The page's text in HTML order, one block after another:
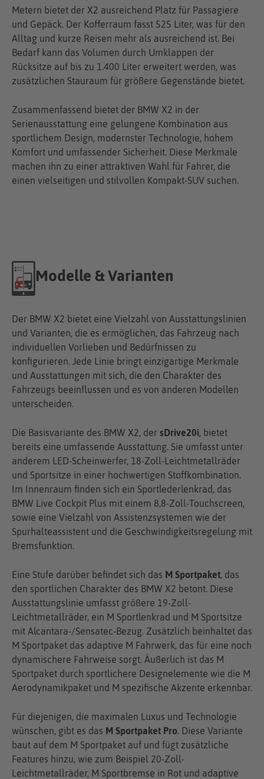
Metern bietet der X2 ausreichend Platz für Passagiere
und Gepäck. Der Kofferraum fasst 525 Liter, was für den
Alltag und kurze Reisen mehr als ausreichend ist. Bei
Bedarf kann das Volumen durch Umklappen der
Rücksitze auf bis zu 1.400 Liter erweitert werden, was
zusätzlichen Stauraum für größere Gegenstände bietet.
Zusammenfassend bietet der BMW X2 in der
Serienausstattung eine gelungene Kombination aus
sportlichem Design, modernster Technologie, hohem
Komfort und umfassender Sicherheit. Diese Merkmale
machen ihn zu einer attraktiven Wahl für Fahrer, die
einen vielseitigen und stilvollen Kompakt-SUV suchen.
Modelle & Varianten
Der BMW X2 bietet eine Vielzahl von Ausstattungslinien
und Varianten, die es ermöglichen, das Fahrzeug nach
individuellen Vorlieben und Bedürfnissen zu
konfigurieren. Jede Linie bringt einzigartige Merkmale
und Ausstattungen mit sich, die den Charakter des
Fahrzeugs beeinflussen und es von anderen Modellen
unterscheiden.
Die Basisvariante des BMW X2, der sDrive20i, bietet
bereits eine umfassende Ausstattung. Sie umfasst unter
anderem LED-Scheinwerfer, 18-Zoll-Leichtmetallräder
und Sportsitze in einer hochwertigen Stoffkombination.
Im Innenraum finden sich ein Sportlederlenkrad, das
BMW Live Cockpit Plus mit einem 8,8-Zoll-Touchscreen,
sowie eine Vielzahl von Assistenzsystemen wie der
Spurhalteassistent und die Geschwindigkeitsregelung mit
Bremsfunktion.
Eine Stufe darüber befindet sich das M Sportpaket, das
den sportlichen Charakter des BMW X2 betont. Diese
Ausstattungslinie umfasst größere 19-Zoll-
Leichtmetallräder, ein M Sportlenkrad und M Sportsitze
mit Alcantara-/Sensatec-Bezug. Zusätzlich beinhaltet das
M Sportpaket das adaptive M Fahrwerk, das für eine noch
dynamischere Fahrweise sorgt. Äußerlich ist das M
Sportpaket durch sportlichere Designelemente wie die M
Aerodynamikpaket und M spezifische Akzente erkennbar.
Für diejenigen, die maximalen Luxus und Technologie
wünschen, gibt es das M Sportpaket Pro. Diese Variante
baut auf dem M Sportpaket auf und fügt zusätzliche
Features hinzu, wie zum Beispiel 20-Zoll-
Leichtmetallräder, M Sportbremse in Rot und adaptive